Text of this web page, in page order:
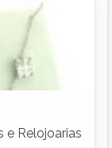
e Relojoarias